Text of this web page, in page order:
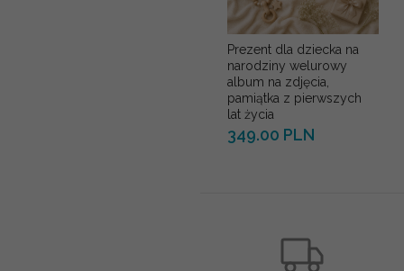
Prezent dla dziecka na
narodziny welurowy
album na zdjęcia,
pamiątka z pierwszych
lat życia
349.00 PLN